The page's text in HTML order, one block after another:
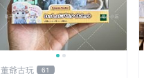
董爺古玩 61